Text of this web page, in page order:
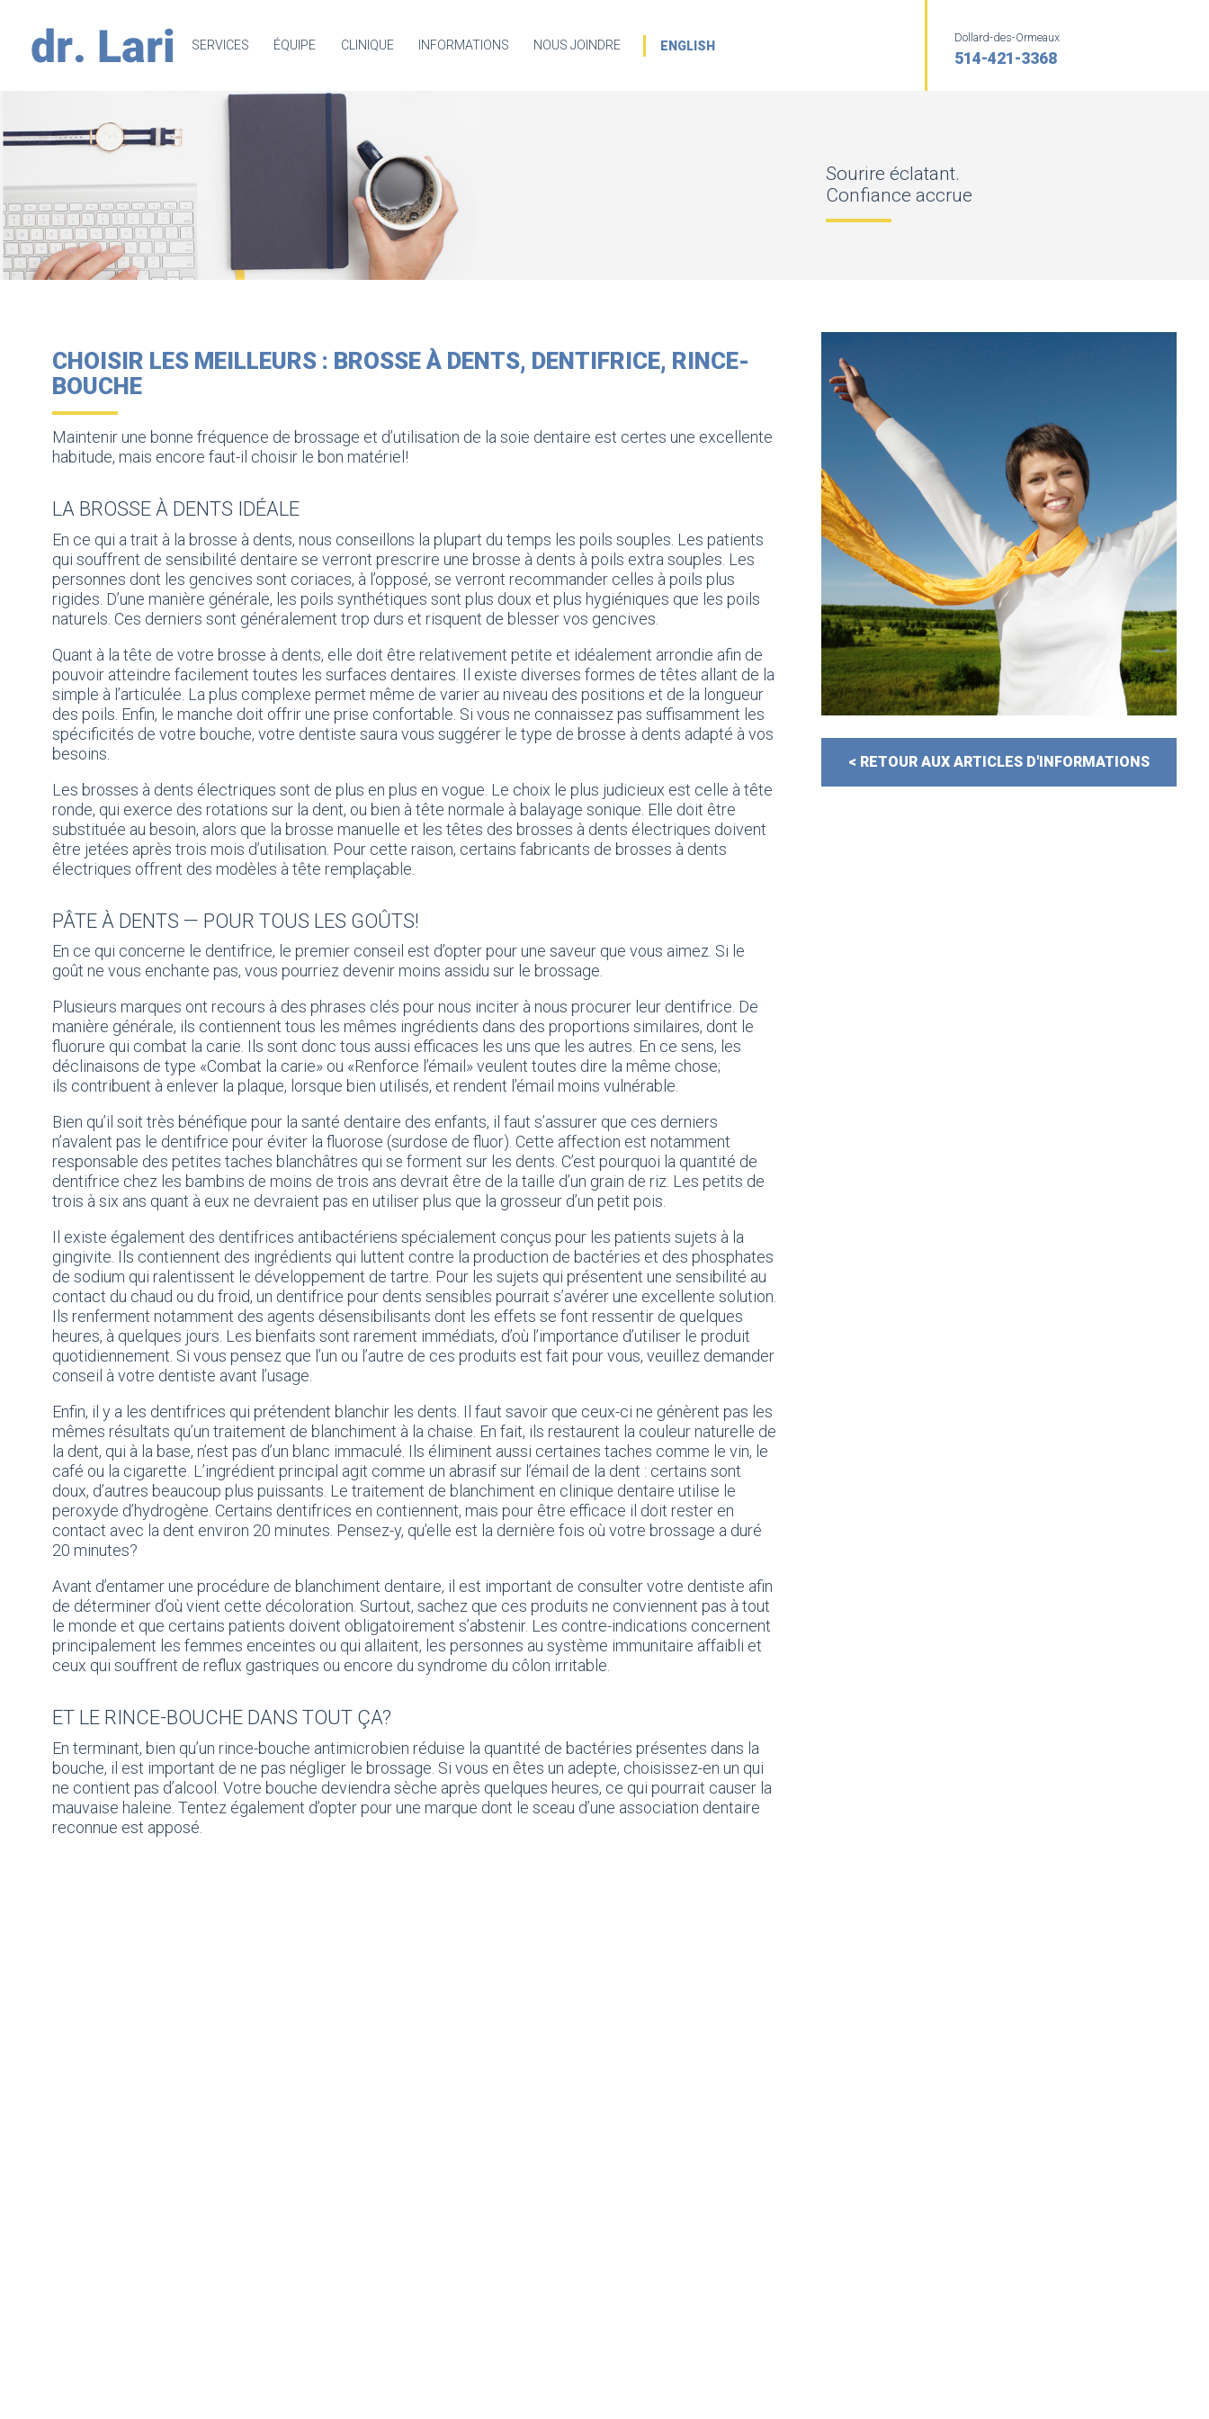
SERVICES ÉQUIPE CLINIQUE INFORMATIONS NOUS JOINDRE ENGLISH
Dollard-des-Ormeaux
514-421-3368
Sourire éclatant.
Confiance accrue
CHOISIR LES MEILLEURS : BROSSE À DENTS, DENTIFRICE, RINCE-
BOUCHE
Maintenir une bonne fréquence de brossage et d’utilisation de la soie dentaire est certes une excellente
habitude, mais encore faut-il choisir le bon matériel!
LA BROSSE À DENTS IDÉALE
En ce qui a trait à la brosse à dents, nous conseillons la plupart du temps les poils souples. Les patients
qui souffrent de sensibilité dentaire se verront prescrire une brosse à dents à poils extra souples. Les
personnes dont les gencives sont coriaces, à l’opposé, se verront recommander celles à poils plus
rigides. D’une manière générale, les poils synthétiques sont plus doux et plus hygiéniques que les poils
naturels. Ces derniers sont généralement trop durs et risquent de blesser vos gencives.
Quant à la tête de votre brosse à dents, elle doit être relativement petite et idéalement arrondie afin de
pouvoir atteindre facilement toutes les surfaces dentaires. Il existe diverses formes de têtes allant de la
simple à l’articulée. La plus complexe permet même de varier au niveau des positions et de la longueur
des poils. Enfin, le manche doit offrir une prise confortable. Si vous ne connaissez pas suffisamment les
spécificités de votre bouche, votre dentiste saura vous suggérer le type de brosse à dents adapté à vos
besoins.
Les brosses à dents électriques sont de plus en plus en vogue. Le choix le plus judicieux est celle à tête
ronde, qui exerce des rotations sur la dent, ou bien à tête normale à balayage sonique. Elle doit être
substituée au besoin, alors que la brosse manuelle et les têtes des brosses à dents électriques doivent
être jetées après trois mois d’utilisation. Pour cette raison, certains fabricants de brosses à dents
électriques offrent des modèles à tête remplaçable.
PÂTE À DENTS — POUR TOUS LES GOÛTS!
En ce qui concerne le dentifrice, le premier conseil est d’opter pour une saveur que vous aimez. Si le
goût ne vous enchante pas, vous pourriez devenir moins assidu sur le brossage.
Plusieurs marques ont recours à des phrases clés pour nous inciter à nous procurer leur dentifrice. De
manière générale, ils contiennent tous les mêmes ingrédients dans des proportions similaires, dont le
fluorure qui combat la carie. Ils sont donc tous aussi efficaces les uns que les autres. En ce sens, les
déclinaisons de type «Combat la carie» ou «Renforce l’émail» veulent toutes dire la même chose;
ils contribuent à enlever la plaque, lorsque bien utilisés, et rendent l’émail moins vulnérable.
Bien qu’il soit très bénéfique pour la santé dentaire des enfants, il faut s’assurer que ces derniers
n’avalent pas le dentifrice pour éviter la fluorose (surdose de fluor). Cette affection est notamment
responsable des petites taches blanchâtres qui se forment sur les dents. C’est pourquoi la quantité de
dentifrice chez les bambins de moins de trois ans devrait être de la taille d’un grain de riz. Les petits de
trois à six ans quant à eux ne devraient pas en utiliser plus que la grosseur d’un petit pois.
Il existe également des dentifrices antibactériens spécialement conçus pour les patients sujets à la
gingivite. Ils contiennent des ingrédients qui luttent contre la production de bactéries et des phosphates
de sodium qui ralentissent le développement de tartre. Pour les sujets qui présentent une sensibilité au
contact du chaud ou du froid, un dentifrice pour dents sensibles pourrait s’avérer une excellente solution.
Ils renferment notamment des agents désensibilisants dont les effets se font ressentir de quelques
heures, à quelques jours. Les bienfaits sont rarement immédiats, d’où l’importance d’utiliser le produit
quotidiennement. Si vous pensez que l’un ou l’autre de ces produits est fait pour vous, veuillez demander
conseil à votre dentiste avant l’usage.
Enfin, il y a les dentifrices qui prétendent blanchir les dents. Il faut savoir que ceux-ci ne génèrent pas les
mêmes résultats qu’un traitement de blanchiment à la chaise. En fait, ils restaurent la couleur naturelle de
la dent, qui à la base, n’est pas d’un blanc immaculé. Ils éliminent aussi certaines taches comme le vin, le
café ou la cigarette. L’ingrédient principal agit comme un abrasif sur l’émail de la dent : certains sont
doux, d’autres beaucoup plus puissants. Le traitement de blanchiment en clinique dentaire utilise le
peroxyde d’hydrogène. Certains dentifrices en contiennent, mais pour être efficace il doit rester en
contact avec la dent environ 20 minutes. Pensez-y, qu’elle est la dernière fois où votre brossage a duré
20 minutes?
Avant d’entamer une procédure de blanchiment dentaire, il est important de consulter votre dentiste afin
de déterminer d’où vient cette décoloration. Surtout, sachez que ces produits ne conviennent pas à tout
le monde et que certains patients doivent obligatoirement s’abstenir. Les contre-indications concernent
principalement les femmes enceintes ou qui allaitent, les personnes au système immunitaire affaibli et
ceux qui souffrent de reflux gastriques ou encore du syndrome du côlon irritable.
ET LE RINCE-BOUCHE DANS TOUT ÇA?
En terminant, bien qu’un rince-bouche antimicrobien réduise la quantité de bactéries présentes dans la
bouche, il est important de ne pas négliger le brossage. Si vous en êtes un adepte, choisissez-en un qui
ne contient pas d’alcool. Votre bouche deviendra sèche après quelques heures, ce qui pourrait causer la
mauvaise haleine. Tentez également d’opter pour une marque dont le sceau d’une association dentaire
reconnue est apposé.
< RETOUR AUX ARTICLES D'INFORMATIONS